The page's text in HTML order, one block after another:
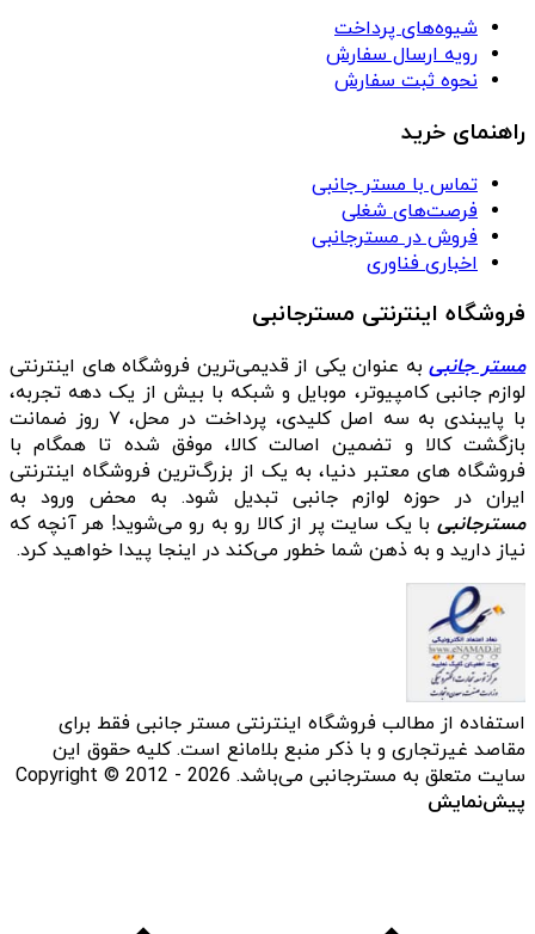
شیوه‌های پرداخت
رویه ارسال سفارش
نحوه ثبت سفارش
راهنمای خرید
تماس با مستر جانبی
فرصت‌های شغلی
فروش در مسترجانبی
اخباری فناوری
فروشگاه اینترنتی مسترجانبی
مستر جانبیبه عنوان یکی از قدیمی‌ترین فروشگاه های اینترنتی
لوازم جانبی کامپیوتر، موبایل و شبکه با بیش از یک دهه تجربه،
با پایبندی به سه اصل کلیدی، پرداخت در محل، ۷ روز ضمانت
بازگشت کالا و تضمین اصالت کالا، موفق شده تا همگام با
فروشگاه‌ های معتبر دنیا، به یک از بزرگ‌ترین فروشگاه اینترنتی
ایران در حوزه لوازم جانبی تبدیل شود. به محض ورود به
مسترجانبی با یک سایت پر از کالا رو به رو می‌شوید! هر آنچه که
نیاز دارید و به ذهن شما خطور می‌کند در اینجا پیدا خواهید کرد.
استفاده از مطالب فروشگاه اینترنتی مستر جانبی فقط برای
مقاصد غیرتجاری و با ذکر منبع بلامانع است. کلیه حقوق این
سایت متعلق به مسترجانبی می‌باشد. Copyright © 2012 - 2026
پیش‌نمایش